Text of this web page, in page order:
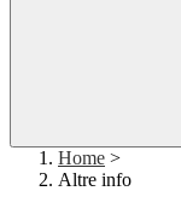
Home >
Altre info